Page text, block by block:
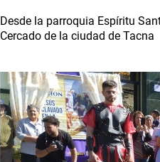
Desde la parroquia Espíritu
Cercado de la ciudad de Tacna